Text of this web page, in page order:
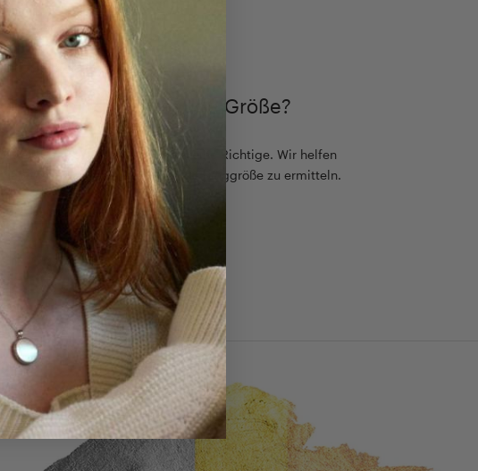
BESTIMMEN
finde ich die passende Größe?
ist groß, aber es gibt nur eine Richtige. Wir helfen
dabei ganz einfach die passende Ringgröße zu ermitteln.
zu unserem Ringgrößen - Guide